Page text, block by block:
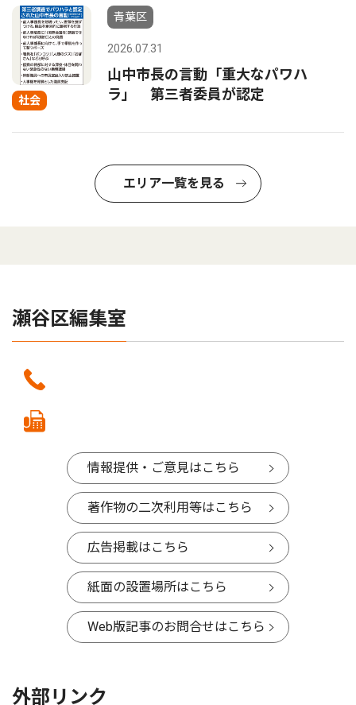
社会
青葉区
2026.07.31
山中市長の言動「重大なパワハ
ラ」 第三者委員が認定
エリア一覧を見る
瀬谷区編集室
情報提供・ご意見はこちら
著作物の二次利用等はこちら
広告掲載はこちら
紙面の設置場所はこちら
Web版記事のお問合せはこちら
外部リンク